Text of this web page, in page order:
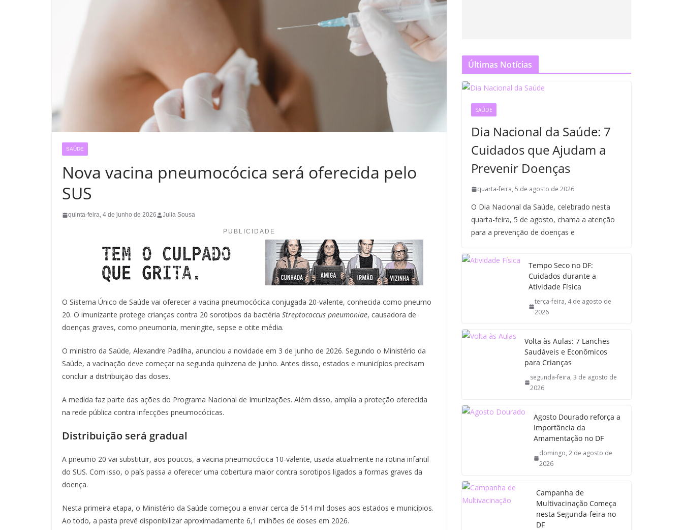
SAÚDE
Nova vacina pneumocócica será oferecida pelo
SUS
quinta-feira, 4 de junho de 2026 Julia Sousa
PUBLICIDADE
O Sistema Único de Saúde vai oferecer a vacina pneumocócica conjugada 20-valente, conhecida como pneumo
20. O imunizante protege crianças contra 20 sorotipos da bactéria Streptococcus pneumoniae, causadora de
doenças graves, como pneumonia, meningite, sepse e otite média.
O ministro da Saúde, Alexandre Padilha, anunciou a novidade em 3 de junho de 2026. Segundo o Ministério da
Saúde, a vacinação deve começar na segunda quinzena de junho. Antes disso, estados e municípios precisam
concluir a distribuição das doses.
A medida faz parte das ações do Programa Nacional de Imunizações. Além disso, amplia a proteção oferecida
na rede pública contra infecções pneumocócicas.
Distribuição será gradual
A pneumo 20 vai substituir, aos poucos, a vacina pneumocócica 10-valente, usada atualmente na rotina infantil
do SUS. Com isso, o país passa a oferecer uma cobertura maior contra sorotipos ligados a formas graves da
doença.
Nesta primeira etapa, o Ministério da Saúde começou a enviar cerca de 514 mil doses aos estados e municípios.
Ao todo, a pasta prevê disponibilizar aproximadamente 6,1 milhões de doses em 2026.
Últimas Notícias
SAÚDE
Dia Nacional da Saúde: 7
Cuidados que Ajudam a
Prevenir Doenças
quarta-feira, 5 de agosto de 2026
O Dia Nacional da Saúde, celebrado nesta
quarta-feira, 5 de agosto, chama a atenção
para a prevenção de doenças e
Tempo Seco no DF:
Cuidados durante a
Atividade Física
terça-feira, 4 de agosto de
2026
Volta às Aulas: 7 Lanches
Saudáveis e Econômicos
para Crianças
segunda-feira, 3 de agosto de
2026
Agosto Dourado reforça a
Importância da
Amamentação no DF
domingo, 2 de agosto de
2026
Campanha de
Multivacinação Começa
nesta Segunda-feira no
DF